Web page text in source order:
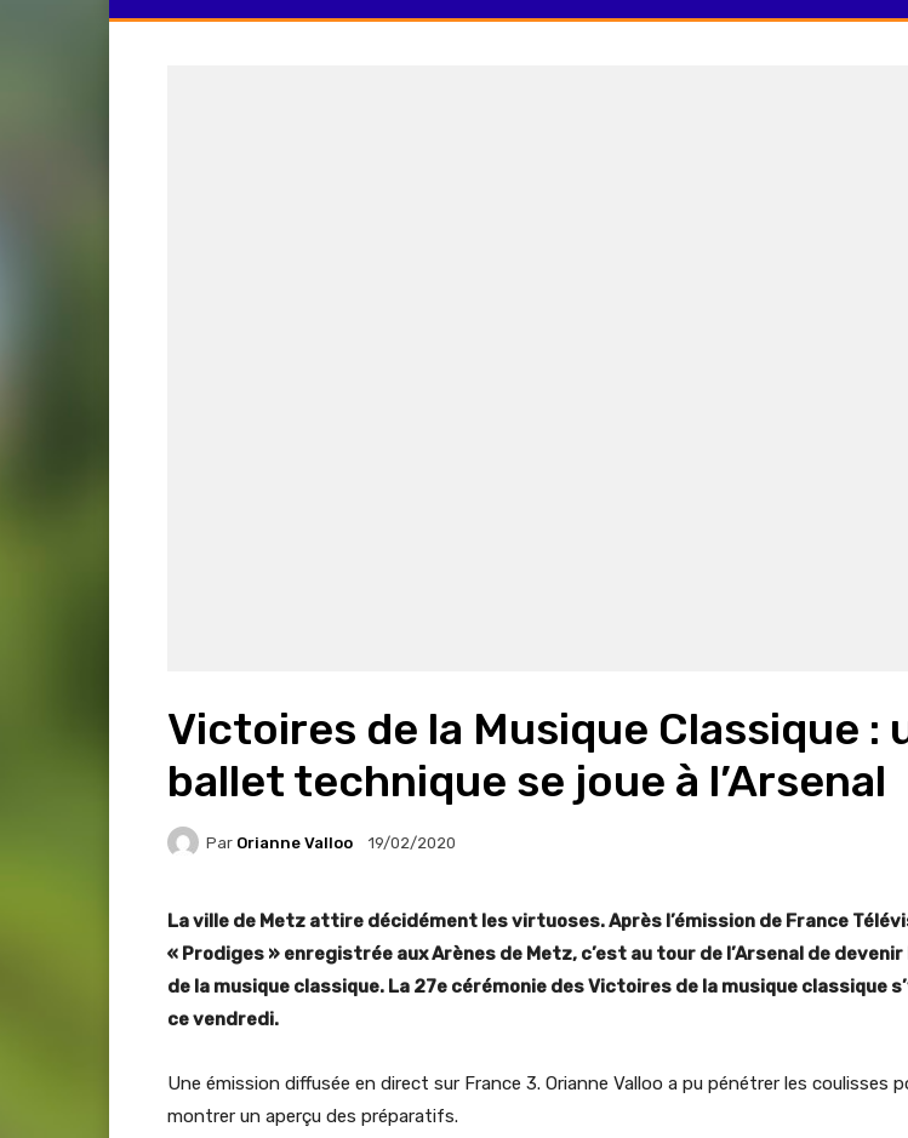
Victoires de la Musique Classique :
ballet technique se joue à l’Arsenal
Par Orianne Valloo 19/02/2020
La ville de Metz attire décidément les virtuoses. Après l’émission de France
« Prodiges » enregistrée aux Arènes de Metz, c’est au tour de l’Arsenal de
de la musique classique. La 27e cérémonie des Victoires de la musique classique
ce vendredi.
Une émission diffusée en direct sur France 3. Orianne Valloo a pu pénétrer les coulisses
montrer un aperçu des préparatifs.